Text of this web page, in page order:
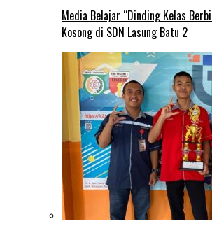
Media Belajar “Dinding Kelas
Kosong di SDN Lasung Batu 2